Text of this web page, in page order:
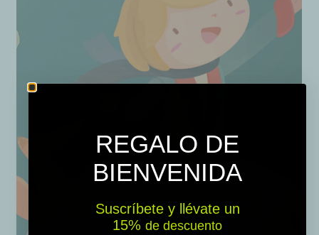
REGALO DE
BIENVENIDA
Suscríbete y llévate un
15% ​​ de descuento